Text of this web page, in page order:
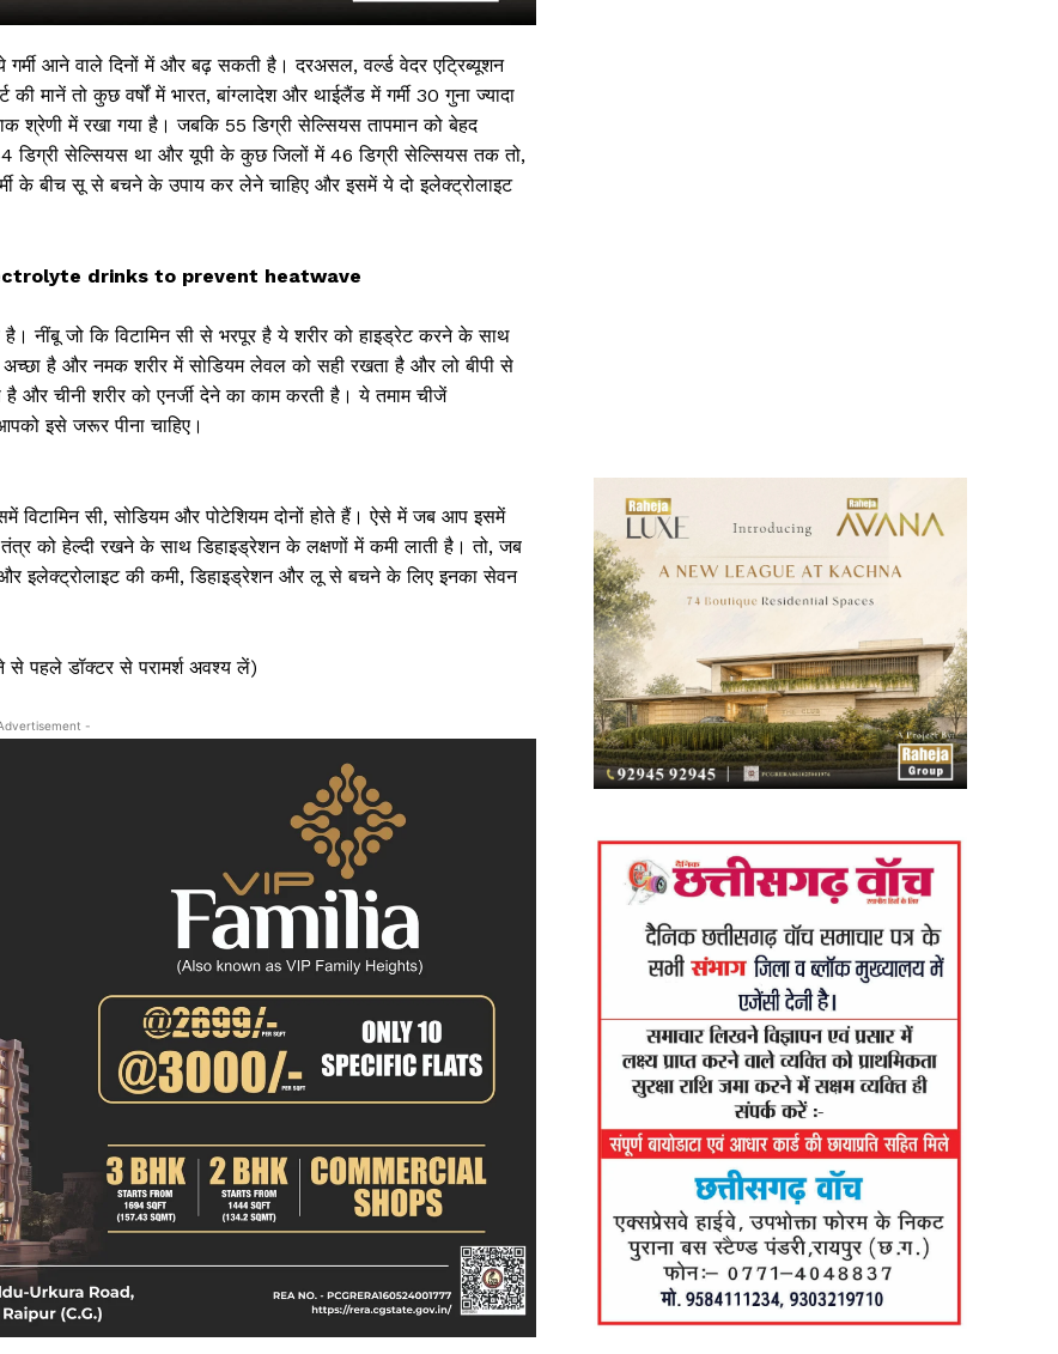
Khabarchalisa News
शहर एवं राज्य
क्राइम
खेल खबर
बिजनेस
आने वाले दिनों में और बढ़ सकती है। दरअसल, वर्ल्ड वेदर एट्रिब्यूशन
तो कुछ वर्षों में भारत, बांग्लादेश और थाईलैंड में गर्मी 30 गुना ज्यादा
श्रेणी में रखा गया है। जबकि 55 डिग्री सेल्सियस तापमान को बेहद
डिग्री सेल्सियस था और यूपी के कुछ जिलों में 46 डिग्री सेल्सियस तक तो,
के बीच सू से बचने के उपाय कर लेने चाहिए और इसमें ये दो इलेक्ट्रोलाइट
drinks to prevent heatwave
नींबू जो कि विटामिन सी से भरपूर है ये शरीर को हाइड्रेट करने के साथ
है और नमक शरीर में सोडियम लेवल को सही रखता है और लो बीपी से
और चीनी शरीर को एनर्जी देने का काम करती है। ये तमाम चीजें
इसे जरूर पीना चाहिए।
विटामिन सी, सोडियम और पोटेशियम दोनों होते हैं। ऐसे में जब आप इसमें
को हेल्दी रखने के साथ डिहाइड्रेशन के लक्षणों में कमी लाती है। तो, जब
और इलेक्ट्रोलाइट की कमी, डिहाइड्रेशन और लू से बचने के लिए इनका सेवन
से पहले डॉक्टर से परामर्श अवश्य लें)
-